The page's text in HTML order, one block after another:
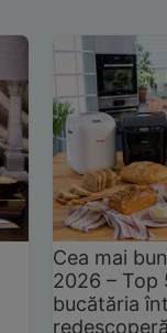
Cea mai
2026 –
bucătăria